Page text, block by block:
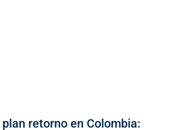
retorno en Colombia: